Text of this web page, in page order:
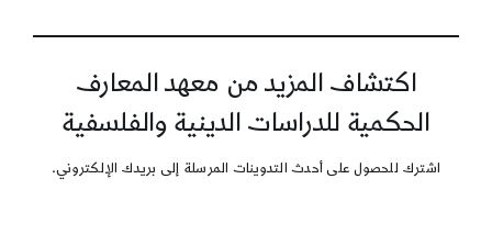
اكتشاف المزيد من معهد المعارف
الحكمية للدراسات الدينية والفلسفية
اشترك للحصول على أحدث التدوينات المرسلة إلى بريدك الإلكتروني.